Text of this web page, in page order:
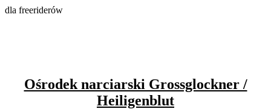
dla freeriderów
Ośrodek narciarski Grossglockner /
Heiligenblut